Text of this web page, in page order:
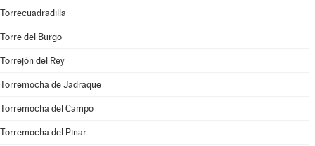
Torrecuadradilla
Torre del Burgo
Torrejón del Rey
Torremocha de Jadraque
Torremocha del Campo
Torremocha del Pinar